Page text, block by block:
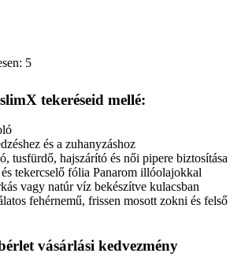
5
tekeréseid mellé:
és a zuhanyzáshoz
tusfürdő, hajszárító és női pipere biztosítása
tekercselő fólia Panarom illóolajokkal
vagy natúr víz bekészítve kulacsban
fehérnemű, frissen mosott zokni és felső
vásárlási kedvezmény